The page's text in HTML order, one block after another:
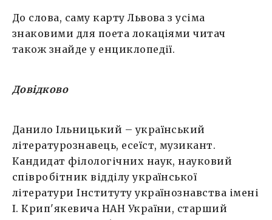
До слова, саму карту Львова з усіма
знаковими для поета локаціями читач
також знайде у енциклопедії.
Довідково
Данило Ільницький – український
літературознавець, есеїст, музикант.
Кандидат філологічних наук, науковий
співробітник відділу української
літератури Інституту українознавства імені
І. Крип'якевича НАН України, старший